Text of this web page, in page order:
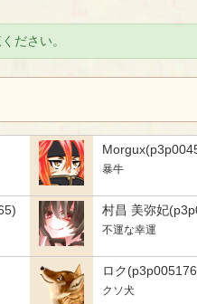
ださい。
暴牛
村昌 美弥妃
不運な幸運
ロク
クソ犬